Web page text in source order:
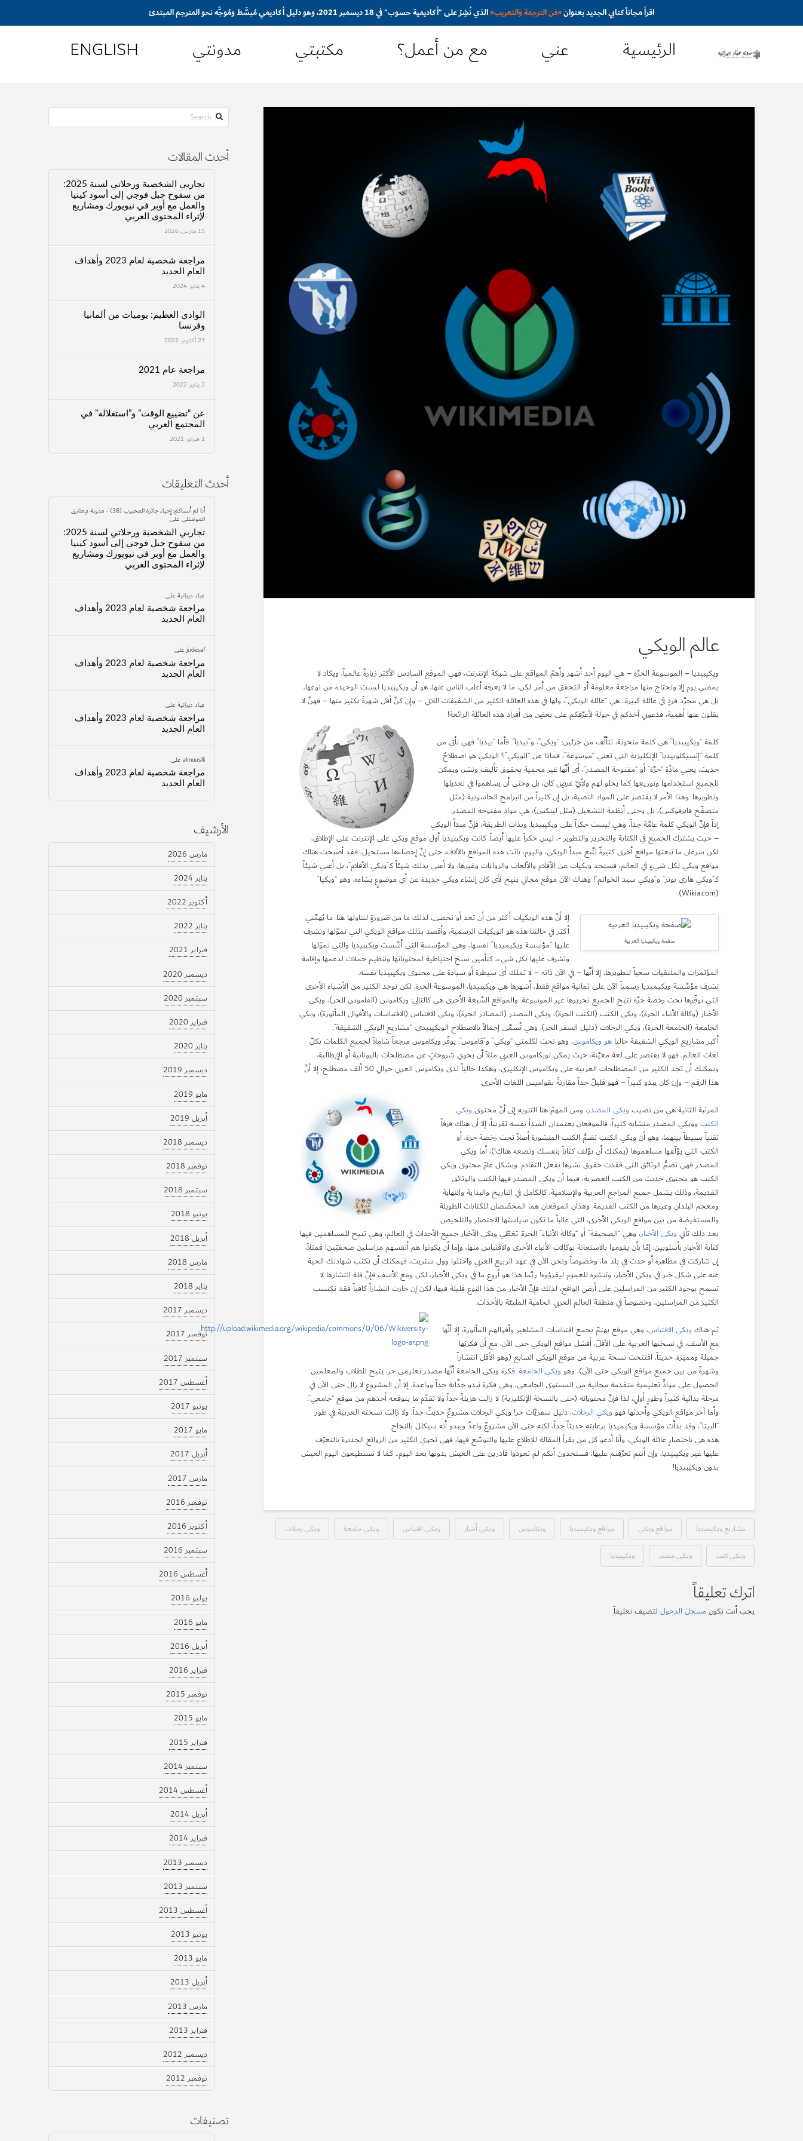
اقرأ مجاناً كتابي الجديد بعنوان«فن الترجمة والتعريب»الذي نُشِرَ على "أكاديمية حسوب" في 18 ديسمبر 2021، وهو دليل أكاديمي مُبسَّط ومُوجَّه نحو المترجم المبتدئ
الرئيسية عني مع من أعمل؟ مكتبتي مدونتي ENGLISH
عالم الويكي
ويكيبيديا – الموسوعة الحرَّة – هي اليوم أحد أشهر وأهمّ المواقع على شبكة الإنترنت، فهي الموقع السادس الأكثر زيارةً عالمياً، ويكاد لا
يمضي يوم إلا ونحتاج منها مراجعة معلومة أو التحقق من أمر. لكن، ما لا يعرفه أغلب الناس عنها، هو أن ويكيبيديا ليست الوحيدة من نوعها،
بل هي مجرَّد فردٍ في عائلة كبيرة.. هي “عائلة الويكي”، ولها في هذه العائلة الكثير من الشقيقات اللاتي – وإن كنَّ أقل شهرةً بكثير منها – فهنَّ لا
يقلون عنها أهمية، فدعوني آخذكم في جولة لأعرّفكم على بعضٍ من أفراد هذه العائلة الرائعة!
كلمة “ويكيبيديا” هي كلمة منحوتة، تتألَّف من جزئين: “ويكي”، و”بيديا”. فأما “بيديا” فهي تأتي من
كلمة “إنسيكلوبيديا” الإنكليزية التي تعني “موسوعة”، فماذا عن “الويكي”؟ الويكي هو اصطلاحٌ
حديث، يعني مادَّة “حرَّة” أو “مفتوحة المصدر”، أي أنَّها غير محمية بحقوق تأليف ونشر، ويمكن
للجميع استخدامها وتوزيعها كما يحلو لهم ولأيّ غرضٍ كان، بل وحتى أن يساهموا في تعديلها
وتطويرها. وهذا الأمر لا يقتصر على المواد النصية، بل إن كثيراً من البرامج الحاسوبية (مثل
متصفّح فايرفوكس)، بل وحتى أنظمة التشغيل (مثل لينكس)، هي مواد مفتوحة المصدر.
إذاً فإنَّ الويكي كلمة عامَّة جداً، وهي ليست حكراً على ويكيبيديا. وبذات الطريقة، فإنَّ مبدأ الويكي
– حيث يشترك الجميع في الكتابة والتحرير والتطوير -، ليس حكراً عليها أيضاً. كانت ويكيبيديا أول موقع ويكي على الإنترنت على الإطلاق،
لكن سرعان ما تبعتها مواقع أخرى كثيرةٌ تتَّبع مبدأ الويكي، واليوم، باتت هذه المواقع بالآلاف، حتى إنَّ إحصاءها مستحيل، فقد أصبحت هناك
مواقع ويكي لكل شيءٍ في العالم، فستجد ويكيات عن الأفلام والألعاب والروايات وغيرها، ولا أعني بذلك شيئاً كـ”ويكي الأفلام”، بل أعني شيئاً
كـ”ويكي هاري بوتر” و”ويكي سيد الخواتم”! وهناك الآن موقع مجاني يتيح لأي كان إنشاء ويكي جديدة عن أي موضوعٍ يشاءه، وهو “ويكيا”
(Wikia.com).
صفحة ويكيبيديا العربية
إلا أنَّ هذه الويكيات أكثر من أن تعد أو تحصى، لذلك ما من ضرورةٍ لتناولها هنا. ما يُهمِّني
أكثر في حالتنا هذه هو الويكيات الرسمية، وأقصد بذلك مواقع الويكي التي تموّلها وتشرف
عليها “مؤسسة ويكيميديا” نفسها، وهي المؤسسة التي أسَّست ويكيبيديا والتي تموّلها
وتشرف عليها بكل شيء، كتأمين نسخ احتياطية لمحتوياتها وتنظيم حملات لدعمها وإقامة
المؤتمرات والملتقيات سعياً لتطويرها، إلا أنَّها – في الآن ذاته – لا تملك أي سيطرة أو سيادة على محتوى ويكيبيديا نفسه.
تشرف مؤسَّسة ويكيميديا رسمياً الآن على ثمانية مواقع فقط، أشهرها هي ويكيبيديا، الموسوعة الحرة، لكن توجد الكثير من الأشياء الأخرى
التي توفّرها تحت رخصة حرَّة تتيح للجميع تحريرها غير الموسوعة. والمواقع السَّبعة الأخرى هي كالتالي: ويكاموس (القاموس الحر)، ويكي
الأخبار (وكالة الأنباء الحرة)، ويكي الكتب (الكتب الحرة)، ويكي المصدر (المصادر الحرة)، ويكي الاقتباس (الاقتباسات والأقوال المأثورة)، ويكي
الجامعة (الجامعة الحرة)، ويكي الرحلات (دليل السفر الحر). وهي تُسمَّى إجمالاً بالاصطلاح الويكيبيدي: “مشاريع الويكي الشقيقة”.
أكبر مشاريع الويكي الشقيقة حاليا هو ويكاموس، وهو نحت لكلمتي “ويكي” و”قاموس”. يوفّر ويكاموس مرجعاً شاملاً لجميع الكلمات بكلّ
لغات العالم، فهو لا يقتصر على لغة معيَّنة، حيث يمكن لويكاموس العربي مثلاً أن يحوي شروحاتٍ عن مصطلحات باليونانية أو الإيطالية،
ويمكنك أن تجد الكثير من المصطلحات العربية على ويكاموس الإنكليزي، وهكذا. حالياً لدى ويكاموس العربي حوالي 50 ألف مصطلح، إلا أنَّ
هذا الرقم – وإن كان يبدو كبيراً – فهو قليلٌ جداً مقارنةً بقواميس اللغات الأخرى.
المرتبة الثانية هي من نصيب ويكي المصدر، ومن المهمّ هنا التنويه إلى أنَّ محتوى ويكي
الكتبوويكي المصدر متشابه كثيراً، فالموقعان يعتمدان المبدأ نفسه تقريباً، إلا أن هناك فرقاً
تقنياً بسيطاً بينهما، وهو أن ويكي الكتب تضمُّ الكتب المنشورة أصلاً تحت رخصة حرة، أو
الكتب التي يؤلّفها مساهموها (يمكنك أن تؤلف كتاباً بنفسك وتضعه هناك!)، أما ويكي
المصدر فهي تضمُّ الوثائق التي فقدت حقوق نشرها بفعل التقادم. وبشكل عامّ محتوى ويكي
الكتب هو محتوى حديث من الكتب العصرية، فيما أن ويكي المصدر فيها الكتب والوثائق
القديمة، وذلك يشمل جميع المراجع العربية والإسلامية، كالكامل في التاريخ والبداية والنهاية
ومعجم البلدان وغيرها من الكتب القديمة. وهذان الموقعان هما المخصّصان للكتابات الطويلة
والمستفيضة من بين مواقع الويكي الأخرى، التي غالباً ما تكون سياستها الاختصار والتلخيص.
بعد ذلك تأتي ويكي الأخبار، وهي “الصحيفة” أو “وكالة الأنباء” الحرة. تغطّي ويكي الأخبار جميع الأحداث في العالم، وهي تتيح للمساهمين فيها
كتابة الأخبار بأسلوبين: إمَّا بأن يقوموا بالاستعانة بوكالات الأنباء الأخرى والاقتباس منها، وإما أن يكونوا هم أنفسهم مراسلين صحفيّين! فمثلاً،
إن شاركت في مظاهرة أو حدث في بلد ما، وخصوصاً ونحن الآن في عهد الربيع العربي واحتلوا وول ستريت، فيمكنك أن تكتب شهادتك الحية
عنه على شكل خبر في ويكي الأخبار، وتنشره للعموم ليقرؤوه! ربَّما هذا هو أروع ما في ويكي الأخبار، لكن ومع الأسف فإنَّ قلة انتشارها لا
تسمح بوجود الكثير من المراسلين على أرض الواقع، لذلك فإنَّ الأخبار من هذا النوع قليلة فيها، لكن إن حازت انتشاراً كافياً فقد تكتسب
الكثير من المراسلين، وخصوصاً في منطقة العالم العربي الحامية المليئة بالأحداث.
ثم هناك ويكي الاقتباس، وهي موقع يهتمّ بجمع اقتباسات المشاهير وأقوالهم المأثورة، إلا أنَّها
مع الأسف، في نسختها العربية على الأقلّ، أفشل مواقع الويكي حتى الآن، مع أن فكرتها
جميلة ومميزة. حديثاً، افتتحت نسخة عربية من موقع الويكي السابع (وهو الأقل انتشاراً
وشهرةً من بين جميع مواقع الويكي حتى الآن)، وهو ويكي الجامعة. فكرة ويكي الجامعة أنَّها مصدر تعليمي حر، يتيح للطلاب والمعلمين
الحصول على موادٍّ تعليمية متقدمة مجانية من المستوى الجامعي، وهي فكرة تبدو جذَّابة جداً وواعدة، إلا أن المشروع لا زال حتى الآن في
مرحلة بدائية كثيراً وطورٍ أولي، لذا فإنَّ محتوياته (حتى بالنسخة الإنكليزية) لا زالت هزيلةً جداً ولا تقدّم ما يتوقعه أحدهم من موقع “جامعي”.
وأما آخر مواقع الويكي وأحدثها فهو ويكي الرحلات، دليل سفريَّات حر! ويكي الرحلات مشروعٌ حديثٌ جداً، ولا زالت نسخته العربية في طور
“البيتا”، وقد بدأت مؤسسة ويكيميديا برعايته حديثاً جداً، لكنه حتى الآن مشروعٌ واعدٌ ويبدو أنه سيكلل بالنجاح.
هذه هي باختصارٍ عائلة الويكي، وأنا أدعو كل من يقرأ المقالة للاطلاع عليها والتوسّع فيها، فهي تحوي الكثير من الروائع الجديرة بالتعرّف
عليها غير ويكيبيديا، وإن أنتم تعرَّفتم عليها، فستجدون أنكم لم تعودوا قادرين على العيش بدونها بعد اليوم.. كما لا تستطيعون اليوم العيش
بدون ويكيبيديا!
مشاريع ويكيميديا مواقع ويكي مواقع ويكيميديا ويكاموس ويكي أخبار ويكي اقتباس ويكي جامعة ويكي رحلات
ويكي كتب ويكي مصدر ويكيبيديا
اترك تعليقاً
يجب أنت تكونمسجل الدخوللتضيف تعليقاً.
Search
أحدث المقالات
تجاربي الشخصية ورحلاتي لسنة 2025:
من سفوح جبل فوجي إلى أسود كينيا
والعمل مع أوبر في نيويورك ومشاريع
لإثراء المحتوى العربي
15 مارس، 2026
مراجعة شخصية لعام 2023 وأهداف
العام الجديد
4 يناير، 2024
الوادي العظيم: يوميات من ألمانيا
وفرنسا
23 أكتوبر، 2022
مراجعة عام 2021
2 يناير، 2022
عن “تضييع الوقت” و”استغلاله” في
المجتمع العربي
1 فبراير، 2021
أحدث التعليقات
أنا لم أنساكم: إحياء جائزة المحبوب (38) - مدونة م.طارق
الموصللي على
تجاربي الشخصية ورحلاتي لسنة 2025:
من سفوح جبل فوجي إلى أسود كينيا
والعمل مع أوبر في نيويورك ومشاريع
لإثراء المحتوى العربي
عباد ديرانية على
مراجعة شخصية لعام 2023 وأهداف
العام الجديد
judesaf على
مراجعة شخصية لعام 2023 وأهداف
العام الجديد
عباد ديرانية على
مراجعة شخصية لعام 2023 وأهداف
العام الجديد
almouslli على
مراجعة شخصية لعام 2023 وأهداف
العام الجديد
الأرشيف
مارس 2026
يناير 2024
أكتوبر 2022
يناير 2022
فبراير 2021
ديسمبر 2020
سبتمبر 2020
فبراير 2020
يناير 2020
ديسمبر 2019
مايو 2019
أبريل 2019
ديسمبر 2018
نوفمبر 2018
سبتمبر 2018
يونيو 2018
أبريل 2018
مارس 2018
يناير 2018
ديسمبر 2017
نوفمبر 2017
سبتمبر 2017
أغسطس 2017
يونيو 2017
مايو 2017
أبريل 2017
مارس 2017
نوفمبر 2016
أكتوبر 2016
سبتمبر 2016
أغسطس 2016
يوليو 2016
مايو 2016
أبريل 2016
فبراير 2016
نوفمبر 2015
مايو 2015
فبراير 2015
سبتمبر 2014
أغسطس 2014
أبريل 2014
فبراير 2014
ديسمبر 2013
سبتمبر 2013
أغسطس 2013
يونيو 2013
مايو 2013
أبريل 2013
مارس 2013
فبراير 2013
ديسمبر 2012
نوفمبر 2012
تصنيفات